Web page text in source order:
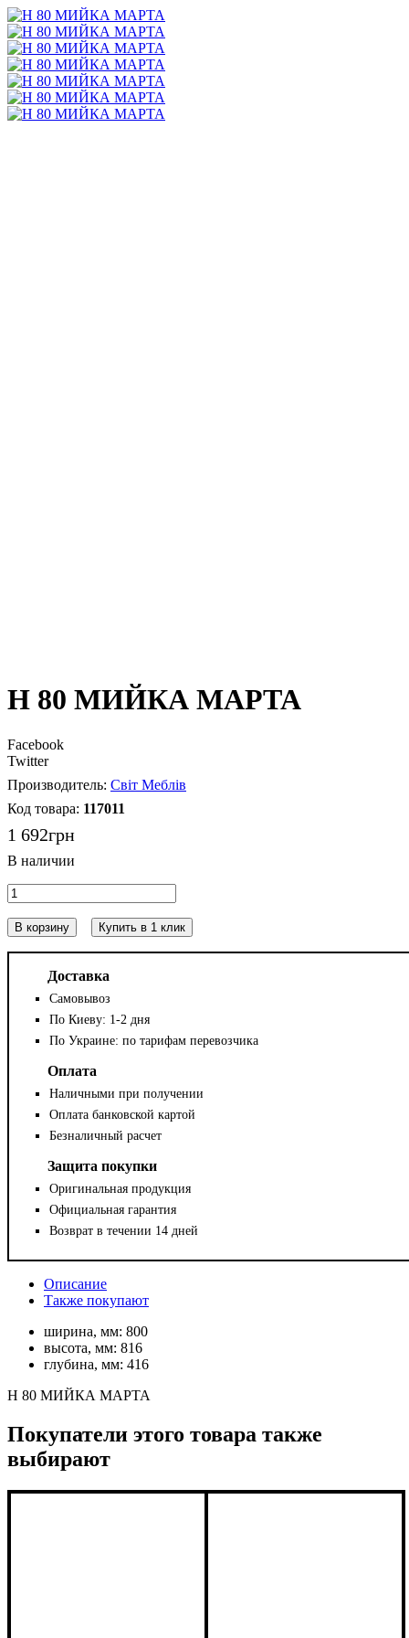
Н 80 МИЙКА МАРТА
Facebook
Twitter
Світ Меблів
117011
1 692грн
В корзину Купить в 1 клик
Доставка
Самовывоз
По Киеву: 1-2 дня
По Украине: по тарифам перевозчика
Оплата
Наличными при получении
Оплата банковской картой
Безналичный расчет
Защита покупки
Оригинальная продукция
Официальная гарантия
Возврат в течении 14 дней
Описание
Также покупают
ширина, мм: 800
высота, мм: 816
глубина, мм: 416
Н 80 МИЙКА МАРТА
Покупатели этого товара также
выбирают